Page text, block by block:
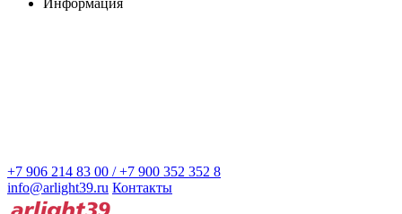
Информация
+7 906 214 83 00 / +7 900 352 352 8
info@arlight39.ru Контакты